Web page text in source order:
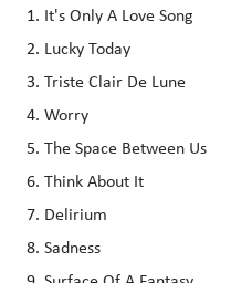
It's Only A Love Song
Lucky Today
Triste Clair De Lune
Worry
The Space Between Us
Think About It
Delirium
Sadness